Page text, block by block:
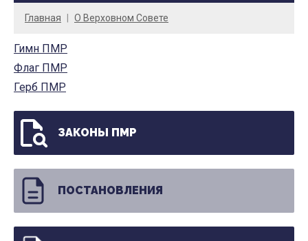
Главная О Верховном Совете
Гимн ПМР
Флаг ПМР
Герб ПМР
ЗАКОНЫ ПМР
ПОСТАНОВЛЕНИЯ